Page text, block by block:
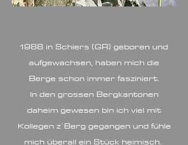
1988 in Schiers (GR) geboren und
aufgewachsen, haben mich die
Berge schon immer fasziniert.
In den grossen Bergkantonen
daheim gewesen bin ich viel mit
Kollegen z`Berg gegangen und fühle
mich überall ein Stück heimisch.